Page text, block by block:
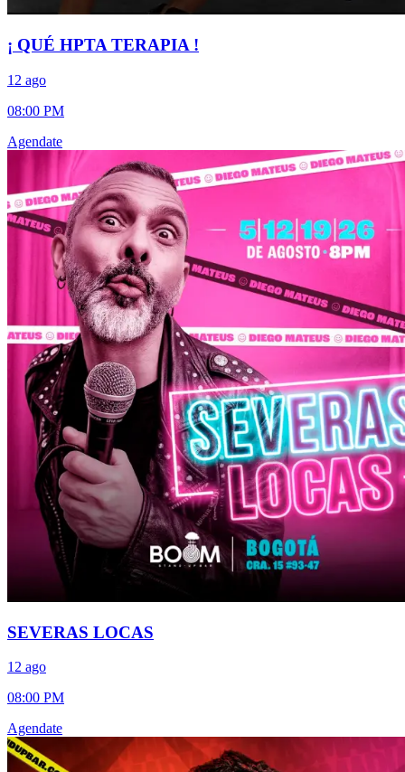
¡ QUÉ HPTA TERAPIA !
12 ago
08:00 PM
Agendate
SEVERAS LOCAS
12 ago
08:00 PM
Agendate